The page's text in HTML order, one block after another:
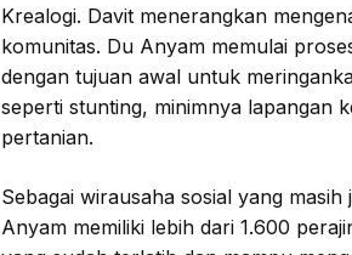
Krealogi. Davit menerangkan
komunitas. Du Anyam memulai
dengan tujuan awal untuk
seperti stunting, minimnya lapangan
pertanian.
Sebagai wirausaha sosial yang
Anyam memiliki lebih dari 1.600